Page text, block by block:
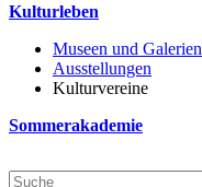
Kulturleben
Museen und Galerien
Ausstellungen
Kulturvereine
Sommerakademie